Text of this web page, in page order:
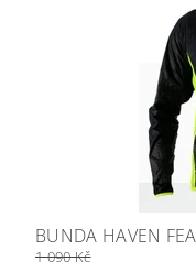
BUNDA HAVEN
1 090 Kč